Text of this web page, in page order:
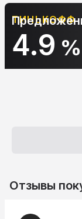
АЛЬФА-
10.9
Отзывы